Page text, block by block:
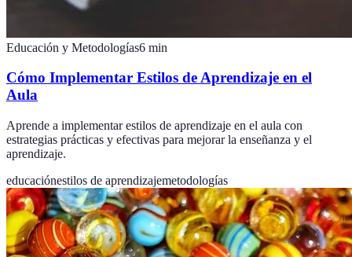
Educación y Metodologías6 min
Cómo Implementar Estilos de Aprendizaje en el
Aula
Aprende a implementar estilos de aprendizaje en el aula con
estrategias prácticas y efectivas para mejorar la enseñanza y el
aprendizaje.
educaciónestilos de aprendizajemetodologías